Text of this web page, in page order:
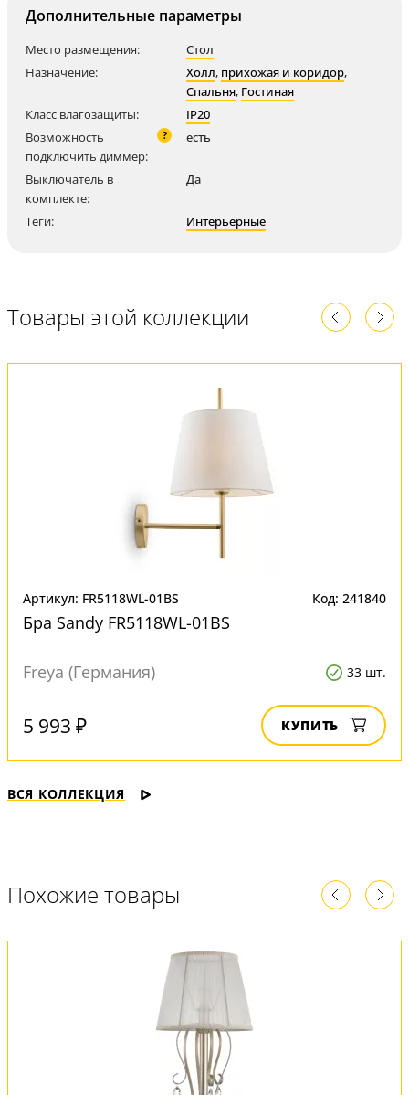
Дополнительные параметры
Место размещения:
Стол
Назначение:
Холл, прихожая и коридор,
Спальня, Гостиная
Класс влагозащиты:
IP20
Возможность
подключить диммер:
? есть
Выключатель в
комплекте:
Да
Теги: Интерьерные
Товары этой коллекции
Артикул: FR5118WL-01BS Код: 241840
Бра Sandy FR5118WL-01BS
Freya (Германия) 33 шт.
5 993 ₽ КУПИТЬ
ВСЯ КОЛЛЕКЦИЯ
Похожие товары